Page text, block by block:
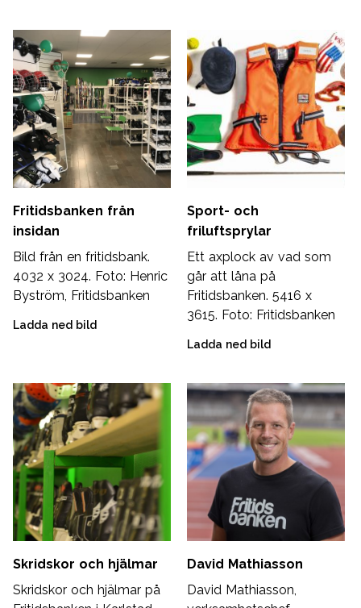
Fritidsbanken från
insidan
Bild från en fritidsbank.
4032 x 3024. Foto: Henric
Byström, Fritidsbanken
Ladda ned bild
Sport- och
friluftsprylar
Ett axplock av vad som
går att låna på
Fritidsbanken. 5416 x
3615. Foto: Fritidsbanken
Ladda ned bild
Skridskor och hjälmar
Skridskor och hjälmar på
David Mathiasson
David Mathiasson,